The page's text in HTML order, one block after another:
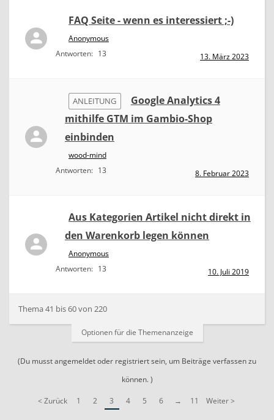
FAQ Seite - wenn es interessiert ;-)
Anonymous
Antworten: 13 13. März 2023
ANLEITUNG
Google Analytics 4
mithilfe GTM im Gambio-Shop
einbinden
wood-mind
Antworten: 13 8. Februar 2023
Aus Kategorien Artikel nicht direkt in
den Warenkorb legen können
Anonymous
Antworten: 13 10. Juli 2019
Thema 41 bis 60 von 220
Optionen für die Themenanzeige
(Du musst angemeldet oder registriert sein, um Beiträge verfassen zu
können. )
< Zurück 1 2 3 4 5 6 → 11 Weiter >